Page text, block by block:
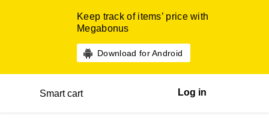
Keep track of items’ price with
Megabonus
Download for Android
Smart cart Log in